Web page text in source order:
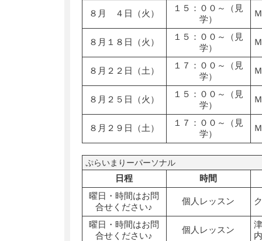
８月 ４日（火）
１５：００～（見
学）
８月１８日（火）
１５：００～（見
学）
８月２２日（土）
１７：００～（見
学）
８月２５日（火）
１５：００～（見
学）
８月２９日（土）
１７：００～（見
学）
ぷらいまりーパーソナル
日程
時間
曜日・時間はお問
合せください♪
個人レッスン
曜日・時間はお問
合せください♪
個人レッスン